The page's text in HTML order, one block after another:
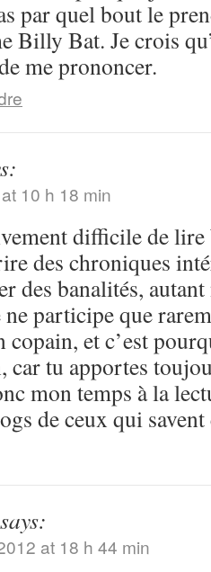
par quel bout le
Billy Bat. Je crois
me prononcer.
10 h 18 min
difficile de lire
des chroniques
des banalités,
participe que
copain, et c’est
car tu apportes
mon temps à la
de ceux qui
says:
at 18 h 44 min